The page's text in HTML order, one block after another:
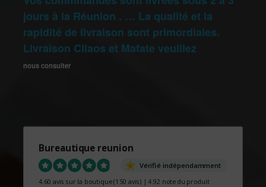
jours à la Réunion . … La qualité et la
rapidité de livraison sont primordiales.
Livraison Cilaos et Mafate veuillez
nous consulter
Bureautique reunion
Vérifié indépendamment
4.60 avis sur la boutique(150 avis) |4.92 note du produit